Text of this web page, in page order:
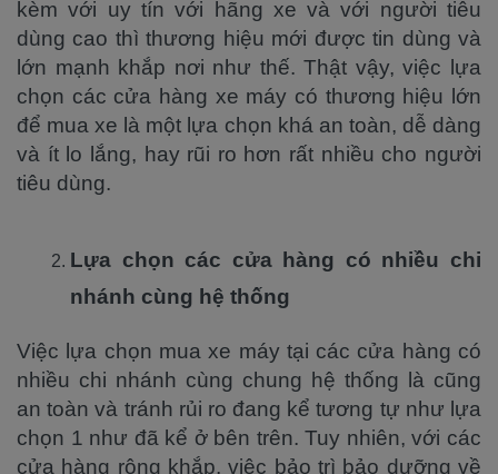
kèm với uy tín với hãng xe và với người tiêu
dùng cao thì thương hiệu mới được tin dùng và
lớn mạnh khắp nơi như thế. Thật vậy, việc lựa
chọn các cửa hàng xe máy có thương hiệu lớn
để mua xe là một lựa chọn khá an toàn, dễ dàng
và ít lo lắng, hay rũi ro hơn rất nhiều cho người
tiêu dùng.
Lựa chọn các cửa hàng có nhiều chi
nhánh cùng hệ thống
Việc lựa chọn mua xe máy tại các cửa hàng có
nhiều chi nhánh cùng chung hệ thống là cũng
an toàn và tránh rủi ro đang kể tương tự như lựa
chọn 1 như đã kể ở bên trên. Tuy nhiên, với các
cửa hàng rộng khắp, việc bảo trì bảo dưỡng về